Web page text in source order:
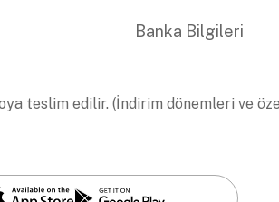
Banka Bilgileri
teslim edilir. (İndirim dönemleri ve